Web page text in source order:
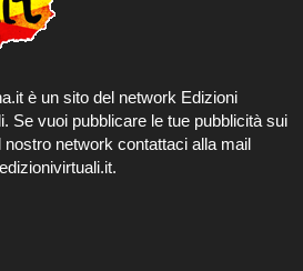
è un sito del network Edizioni
Se vuoi pubblicare le tue pubblicità sui
nostro networkcontattaci alla mail